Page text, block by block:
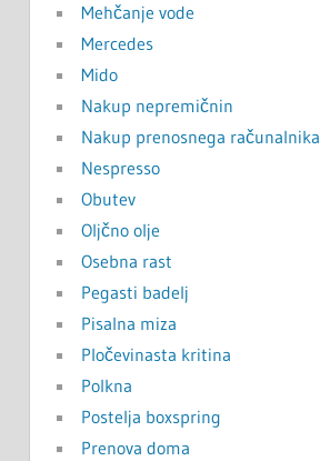
Mehčanje vode
Mercedes
Mido
Nakup nepremičnin
Nakup prenosnega računalnika
Nespresso
Obutev
Oljčno olje
Osebna rast
Pegasti badelj
Pisalna miza
Pločevinasta kritina
Polkna
Postelja boxspring
Prenova doma